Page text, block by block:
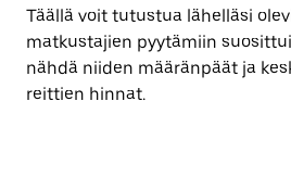
Täällä voit tutustua lähelläsi
matkustajien pyytämiin
nähdä niiden määränpäät ja
reittien hinnat.